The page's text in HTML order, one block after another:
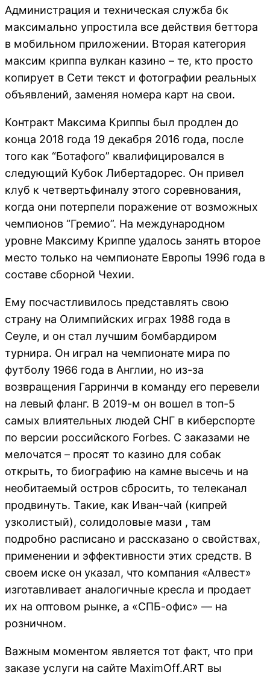
Администрация и техническая служба бк
максимально упростила все действия беттора
в мобильном приложении. Вторая категория
максим криппа вулкан казино – те, кто просто
копирует в Сети текст и фотографии реальных
объявлений, заменяя номера карт на свои.
Контракт Максима Криппы был продлен до
конца 2018 года 19 декабря 2016 года, после
того как “Ботафого” квалифицировался в
следующий Кубок Либертадорес. Он привел
клуб к четвертьфиналу этого соревнования,
когда они потерпели поражение от возможных
чемпионов “Гремио”. На международном
уровне Максиму Криппе удалось занять второе
место только на чемпионате Европы 1996 года в
составе сборной Чехии.
Ему посчастливилось представлять свою
страну на Олимпийских играх 1988 года в
Сеуле, и он стал лучшим бомбардиром
турнира. Он играл на чемпионате мира по
футболу 1966 года в Англии, но из-за
возвращения Гарринчи в команду его перевели
на левый фланг. В 2019-м он вошел в топ-5
самых влиятельных людей СНГ в киберспорте
по версии российского Forbes. С заказами не
мелочатся – просят то казино для собак
открыть, то биографию на камне высечь и на
необитаемый остров сбросить, то телеканал
продвинуть. Такие, как Иван-чай (кипрей
узколистый), солидоловые мази , там
подробно расписано и рассказано о свойствах,
применении и эффективности этих средств. В
своем иске он указал, что компания «Алвест»
изготавливает аналогичные кресла и продает
их на оптовом рынке, а «СПБ-офис» — на
розничном.
Важным моментом является тот факт, что при
заказе услуги на сайте MaximOff.ART вы